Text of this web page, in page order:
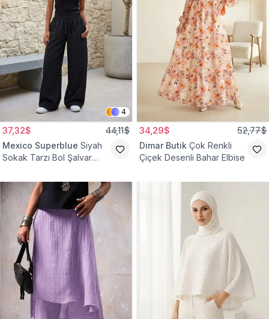
4
37,32$ 44,11$
Mexico Superblue Siyah
Sokak Tarzı Bol Şalvar
34,29$ 52,77$
Dimar Butik Çok Renkli
Çiçek Desenli Bahar Elbise